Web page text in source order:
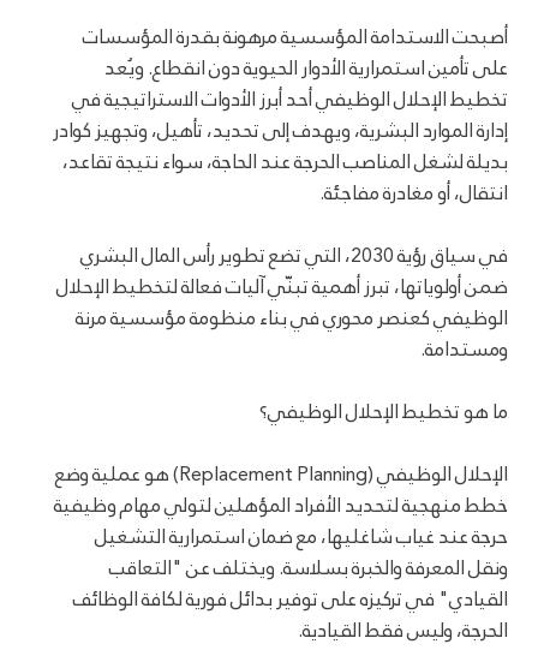
أصبحت الاستدامة المؤسسية مرهونة بقدرة المؤسسات
على تأمين استمرارية الأدوار الحيوية دون انقطاع. ويُعد
تخطيط الإحلال الوظيفي أحد أبرز الأدوات الاستراتيجية في
إدارة الموارد البشرية، ويهدف إلى تحديد، تأهيل، وتجهيز كوادر
بديلة لشغل المناصب الحرجة عند الحاجة، سواء نتيجة تقاعد،
انتقال، أو مغادرة مفاجئة.
في سياق رؤية 2030، التي تضع تطوير رأس المال البشري
ضمن أولوياتها، تبرز أهمية تبنّي آليات فعالة لتخطيط الإحلال
الوظيفي كعنصر محوري في بناء منظومة مؤسسية مرنة
ومستدامة.
ما هو تخطيط الإحلال الوظيفي؟
الإحلال الوظيفي (Replacement Planning) هو عملية وضع
خطط منهجية لتحديد الأفراد المؤهلين لتولي مهام وظيفية
حرجة عند غياب شاغليها، مع ضمان استمرارية التشغيل
ونقل المعرفة والخبرة بسلاسة. ويختلف عن "التعاقب
القيادي" في تركيزه على توفير بدائل فورية لكافة الوظائف
الحرجة، وليس فقط القيادية.